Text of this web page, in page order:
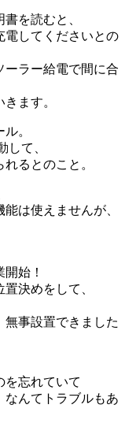
を読むと、
電してくださいとの
ーラー給電で間に合
ます。
。
して、
るとのこと。
は使えませんが、
始！
決めをして、
無事設置できました
を忘れていて
なんてトラブルもあ